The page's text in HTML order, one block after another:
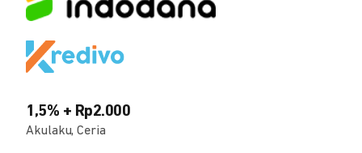
1,5% + Rp2.000
Akulaku, Ceria